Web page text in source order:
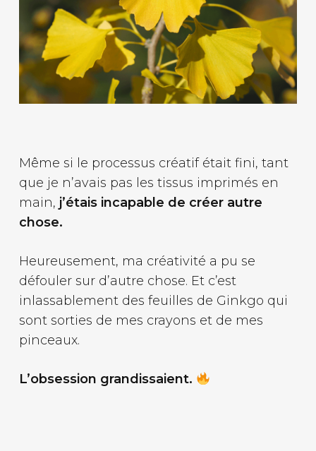
Même si le processus créatif était fini, tant
que je n’avais pas les tissus imprimés en
main, j’étais incapable de créer autre
chose.
Heureusement, ma créativité a pu se
défouler sur d’autre chose. Et c’est
inlassablement des feuilles de Ginkgo qui
sont sorties de mes crayons et de mes
pinceaux.
L’obsession grandissaient.